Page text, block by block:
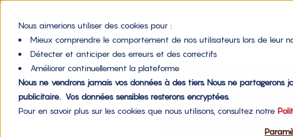
Nous aimerions utiliser des cookies pour :
Mieux comprendre le comportement de nos utilisateurs lors de leur
Détecter et anticiper des erreurs et des correctifs
Améliorer continuellement la plateforme
Nous ne vendrons jamais vos données à des tiers. Nous ne
publicitaire. Vos données sensibles resterons encryptées.
Pour en savoir plus sur les cookies que nous utilisons, consultez notre